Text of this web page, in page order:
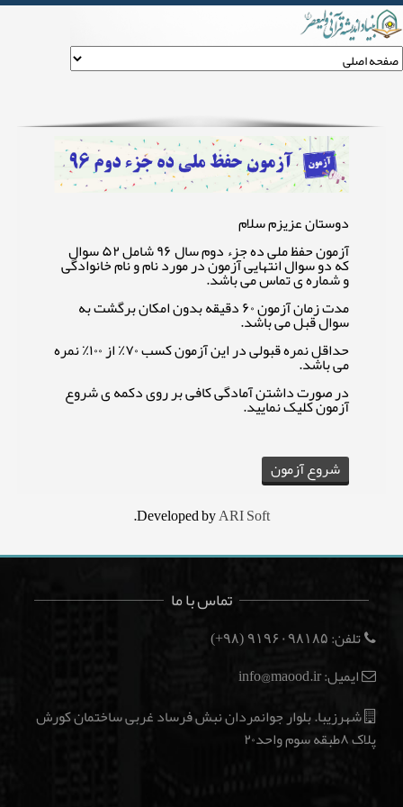
دوستان عزیزم سلام
آزمون حفظ ملی ده جزء دوم سال ۹۶ شامل ۵۲ سوال
که دو سوال انتهایی آزمون در مورد نام و نام خانوادگی
و شماره ی تماس می باشد.
مدت زمان آزمون ۶۰ دقیقه بدون امکان برگشت بهسوال قبل می باشد.
حداقل نمره قبولی در این آزمون کسب ۷۰٪ از ۱۰۰٪ نمره
می باشد.
در صورت داشتن آمادگی کافی بر روی دکمه ی شروع
آزمون کلیک نمایید.
Developed byARI Soft
.
تماس با ما
تلفن: ۹۱۹۶۰۹۸۱۸۵ (۹۸+)
ایمیل: info@maood.ir
شهرزیبا. بلوار جوانمردان نبش فرساد غربی ساختمان کورش
پلاک ۸طبقه سوم واحد۲۰